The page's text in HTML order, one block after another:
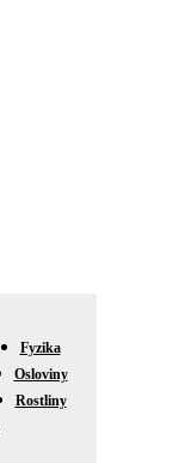
Fyzika
Osloviny
Rostliny